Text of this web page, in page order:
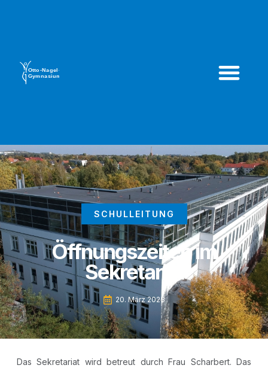
SCHULLEITUNG
Öffnungszeiten im
Sekretariat
20. März 2023
Das Sekre­ta­ri­at wird betreut durch Frau Schar­bert. Das